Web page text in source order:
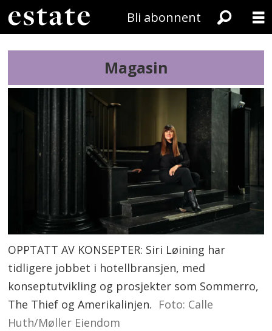
Bli abonnent
Magasin
OPPTATT AV KONSEPTER: Siri Løining har
tidligere jobbet i hotellbransjen, med
konseptutvikling og prosjekter som Sommerro,
The Thief og Amerikalinjen. Foto: Calle
Huth/Møller Eiendom